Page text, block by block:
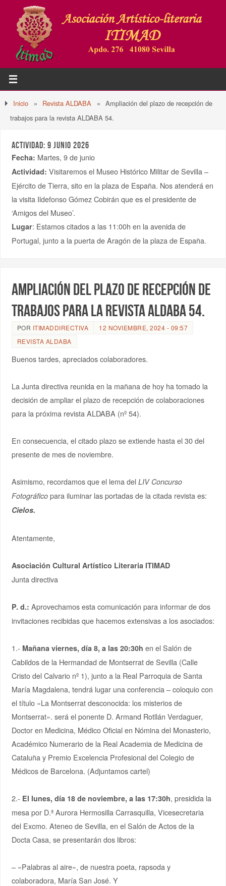
Inicio » Revista ALDABA » Ampliación del plazo de recepción de
trabajos para la revista ALDABA 54.
ACTIVIDAD: 9 JUNIO 2026
Fecha: Martes, 9 de junio
Actividad: Visitaremos el Museo Histórico Militar de Sevilla –
Ejército de Tierra, sito en la plaza de España. Nos atenderá en
la visita Ildefonso Gómez Cobirán que es el presidente de
‘Amigos del Museo’.
Lugar: Estamos citados a las 11:00h en la avenida de
Portugal, junto a la puerta de Aragón de la plaza de España.
Ampliación del plazo de recepción de
trabajos para la revista ALDABA 54.
POR ITIMADDIRECTIVA
12 NOVIEMBRE, 2024 - 09:57
REVISTA ALDABA
Buenos tardes, apreciados colaboradores.
La Junta directiva reunida en la mañana de hoy ha tomado la
decisión de ampliar el plazo de recepción de colaboraciones
para la próxima revista ALDABA (nº 54).
En consecuencia, el citado plazo se extiende hasta el 30 del
presente de mes de noviembre.
Asimismo, recordamos que el lema del LIV Concurso
Fotográficopara iluminar las portadas de la citada revista es:
Cielos.
Atentamente,
Asociación Cultural Artístico Literaria ITIMAD
Junta directiva
P. d.: Aprovechamos esta comunicación para informar de dos
invitaciones recibidas que hacemos extensivas a los asociados:
1.- Mañana viernes, día 8, a las 20:30h en el Salón de
Cabildos de la Hermandad de Montserrat de Sevilla (Calle
Cristo del Calvario nº 1), junto a la Real Parroquia de Santa
María Magdalena, tendrá lugar una conferencia – coloquio con
el título «La Montserrat desconocida: los misterios de
Montserrat». será el ponente D. Armand Rotllán Verdaguer,
Doctor en Medicina, Médico Oficial en Nómina del Monasterio,
Académico Numerario de la Real Academia de Medicina de
Cataluña y Premio Excelencia Profesional del Colegio de
Médicos de Barcelona. (Adjuntamos cartel)
2.- El lunes, día 18 de noviembre, a las 17:30h, presidida la
mesa por D.ª Aurora Hermosilla Carrasquilla, Vicesecretaria
del Excmo. Ateneo de Sevilla, en el Salón de Actos de la
Docta Casa, se presentarán dos libros:
– «Palabras al aire», de nuestra poeta, rapsoda y
colaboradora, María San José. Y